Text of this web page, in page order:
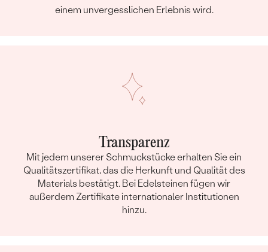
einem unvergesslichen Erlebnis wird.
Transparenz
Mit jedem unserer Schmuckstücke erhalten Sie ein
Qualitätszertifikat, das die Herkunft und Qualität des
Materials bestätigt. Bei Edelsteinen fügen wir
außerdem Zertifikate internationaler Institutionen
hinzu.